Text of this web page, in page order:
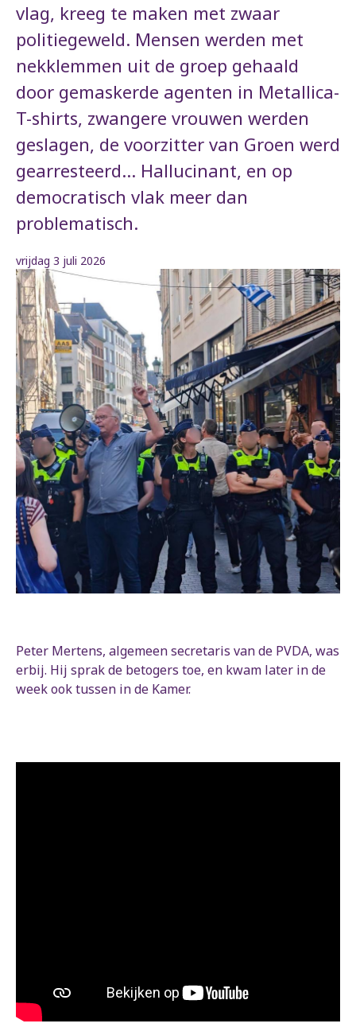
vlag, kreeg te maken met zwaar
politiegeweld. Mensen werden met
nekklemmen uit de groep gehaald
door gemaskerde agenten in Metallica-
T-shirts, zwangere vrouwen werden
geslagen, de voorzitter van Groen werd
gearresteerd... Hallucinant, en op
democratisch vlak meer dan
problematisch.
vrijdag 3 juli 2026
Peter Mertens, algemeen secretaris van de PVDA, was
erbij. Hij sprak de betogers toe, en kwam later in de
week ook tussen in de Kamer.